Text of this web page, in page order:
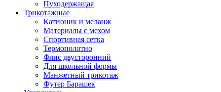
Пуходержащая
Трикотажные
Катионик и меланж
Материалы с мехом
Спортивная сетка
Термополотно
Флис двусторонний
Для школьной формы
Манжетный трикотаж
Футер Барашек